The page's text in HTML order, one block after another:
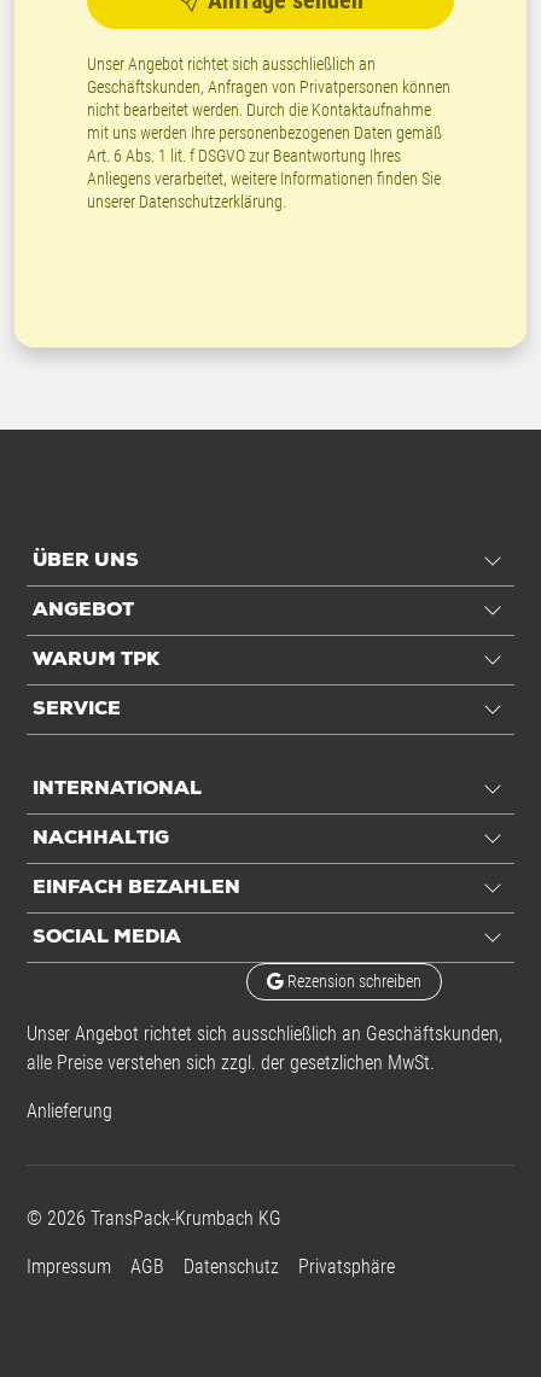
Unser Angebot richtet sich ausschließlich an
Geschäftskunden, Anfragen von Privatpersonen können
nicht bearbeitet werden. Durch die Kontaktaufnahme
mit uns werden Ihre personenbezogenen Daten gemäß
Art. 6 Abs. 1 lit. f DSGVO zur Beantwortung Ihres
Anliegens verarbeitet, weitere Informationen finden Sie
unserer Datenschutzerklärung.
ÜBER UNS
ANGEBOT
WARUM TPK
SERVICE
INTERNATIONAL
NACHHALTIG
EINFACH BEZAHLEN
SOCIAL MEDIA
Rezension schreiben
Unser Angebot richtet sich ausschließlich an Geschäftskunden,
alle Preise verstehen sich zzgl. der gesetzlichen MwSt.
Anlieferung
© 2026 TransPack-Krumbach KG
Impressum AGB Datenschutz Privatsphäre